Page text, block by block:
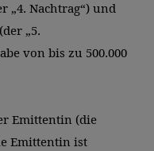
„4. Nachtrag“) und
„5.
von bis zu 500.000
Emittentin (die
Emittentin ist